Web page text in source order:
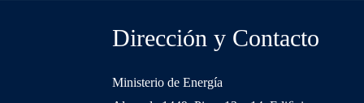
Dirección y Contacto
Ministerio de Energía